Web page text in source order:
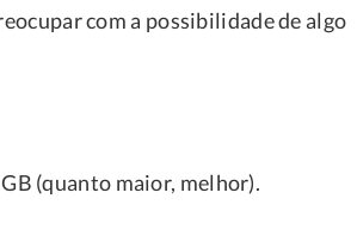
com a possibilidade de algo
(quanto maior, melhor).